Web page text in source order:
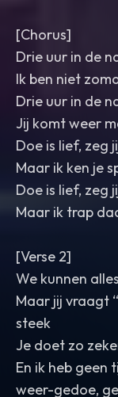
[Chorus]
Drie uur in de
Ik ben niet
Drie uur in de
Jij komt weer
Doe is lief, zeg
Maar ik ken je
Doe is lief, zeg
Maar ik trap
[Verse 2]
We kunnen
Maar jij vraagt
steek
Je doet zo
En ik heb
weer-gedoe,